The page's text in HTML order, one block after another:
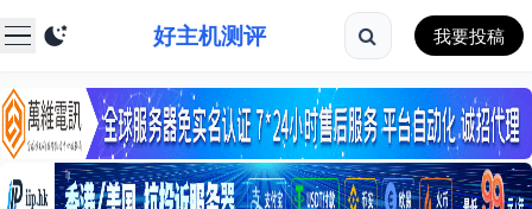
好主机测评 我要投稿